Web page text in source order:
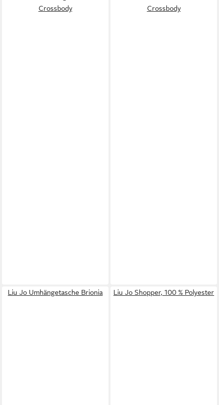
Crossbody
Crossbody
Liu Jo Umhängetasche Brionia Liu Jo Shopper, 100 % Polyester